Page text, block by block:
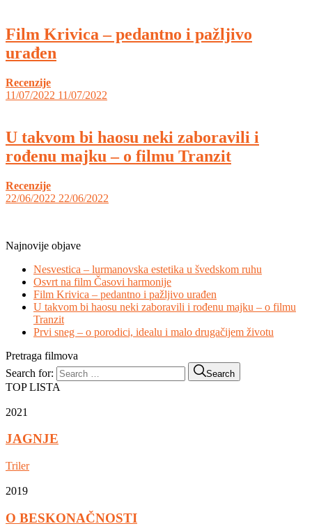
Film Krivica – pedantno i pažljivo
urađen
Recenzije
11/07/2022 11/07/2022
U takvom bi haosu neki zaboravili i
rođenu majku – o filmu Tranzit
Recenzije
22/06/2022 22/06/2022
Najnovije objave
Nesvestica – lurmanovska estetika u švedskom ruhu
Osvrt na film Časovi harmonije
Film Krivica – pedantno i pažljivo urađen
U takvom bi haosu neki zaboravili i rođenu majku – o filmu
Tranzit
Prvi sneg – o porodici, idealu i malo drugačijem životu
Pretraga filmova
Search for:
Search
TOP LISTA
2021
JAGNJE
Triler
2019
O BESKONAČNOSTI